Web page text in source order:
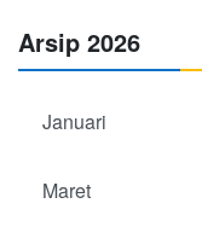
Arsip 2026
Januari
Maret